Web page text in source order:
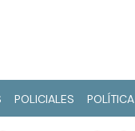
POLICIALES POLÍTICA